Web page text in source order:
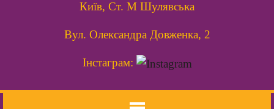
Київ, Ст. М Шулявська
Вул. Олександра Довженка, 2
Інстаграм: